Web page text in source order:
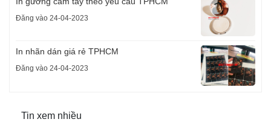
Đăng vào 24-04-2023
In nhãn dán giá rẻ TPHCM
Đăng vào 24-04-2023
Tin xem nhiều